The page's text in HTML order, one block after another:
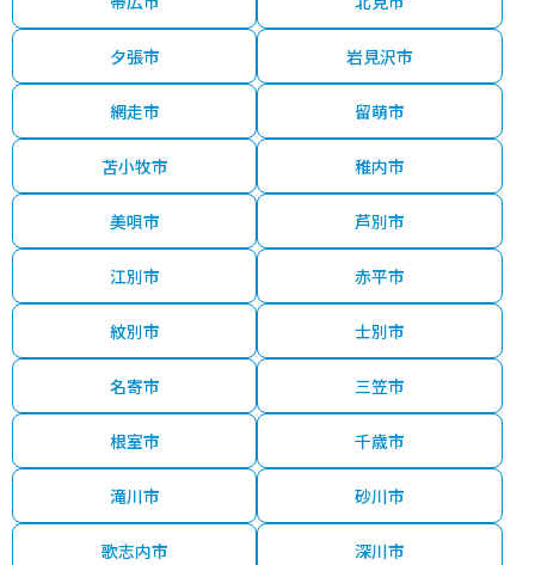
夕張市 岩見沢市
網走市 留萌市
苫小牧市 稚内市
美唄市 芦別市
江別市 赤平市
紋別市 士別市
名寄市 三笠市
根室市 千歳市
滝川市 砂川市
歌志内市 深川市